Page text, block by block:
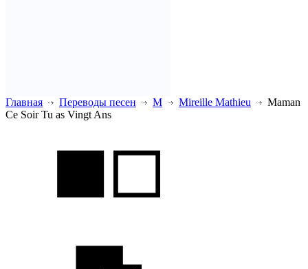
Главная Переводы песен M Mireille Mathieu
Maman
Ce Soir Tu as Vingt Ans